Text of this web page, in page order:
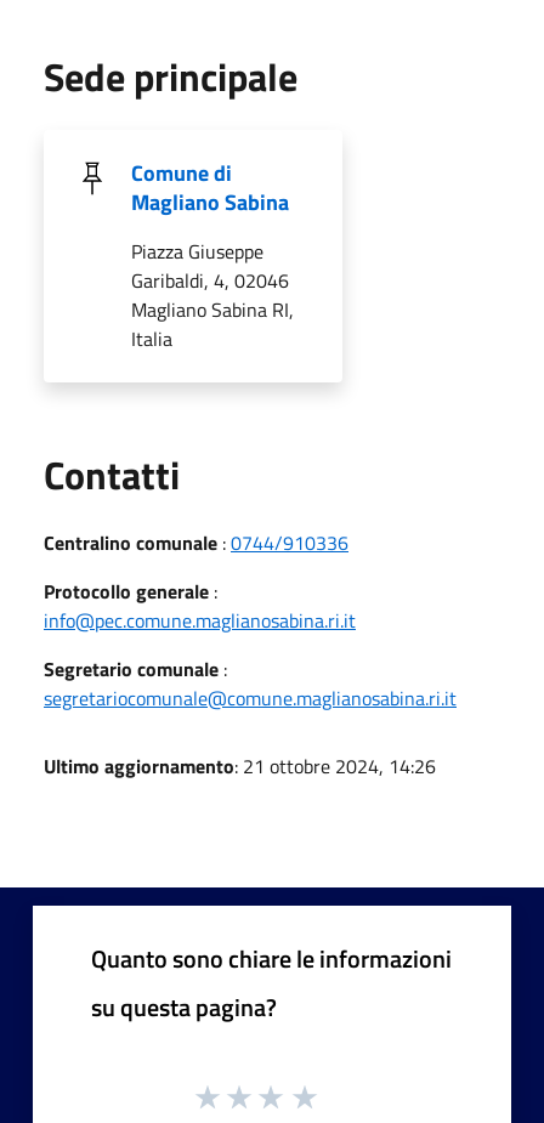
Sede principale
Comune di
Magliano Sabina
Piazza Giuseppe
Garibaldi, 4, 02046
Magliano Sabina RI,
Italia
Contatti
Centralino comunale :0744/910336
Protocollo generale :
info@pec.comune.maglianosabina.ri.it
Segretario comunale :
segretariocomunale@comune.maglianosabina.ri.it
Ultimo aggiornamento: 21 ottobre 2024, 14:26
Quanto sono chiare le informazioni
su questa pagina?